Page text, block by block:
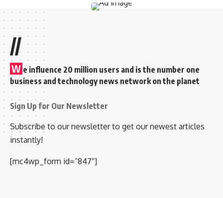
//
W e influence 20 million users and is the number one
business and technology news network on the planet
Sign Up for Our Newsletter
Subscribe to our newsletter to get our newest articles
instantly!
[mc4wp_form id=”847″]